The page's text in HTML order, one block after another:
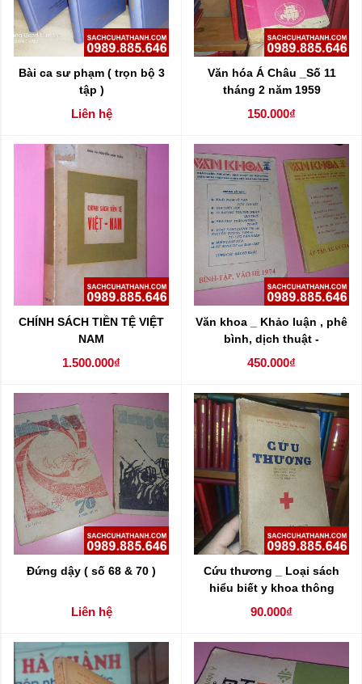
Bài ca sư phạm ( trọn bộ 3
tập )
Liên hệ
Văn hóa Á Châu _Số 11
tháng 2 năm 1959
150.000₫
CHÍNH SÁCH TIỀN TỆ VIỆT
NAM
1.500.000₫
Văn khoa _ Khảo luận , phê
bình, dịch thuật -
450.000₫
Đứng dậy ( số 68 & 70 )
Liên hệ
Cứu thương _ Loại sách
hiểu biết y khoa thông
dụng
90.000₫